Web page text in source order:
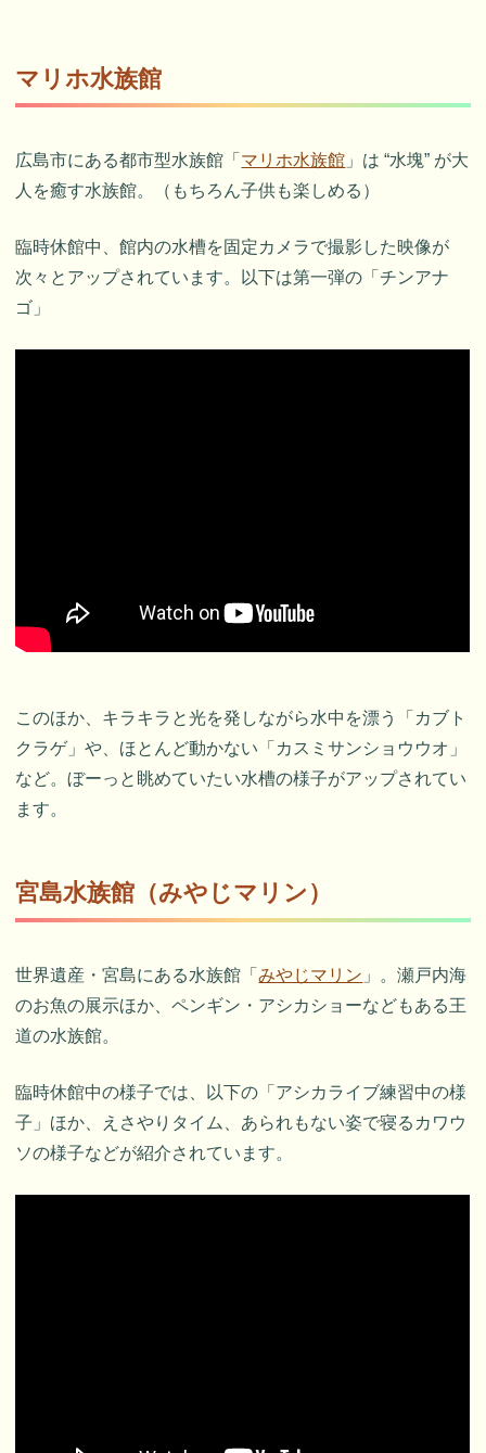
マリホ水族館
広島市にある都市型水族館「 マリホ水族館 」は “水塊” が大
人を癒す水族館。（もちろん子供も楽しめる）
臨時休館中、館内の水槽を固定カメラで撮影した映像が
次々とアップされています。以下は第一弾の「チンアナ
ゴ」
このほか、キラキラと光を発しながら水中を漂う「カブト
クラゲ」や、ほとんど動かない「カスミサンショウウオ」
など。ぼーっと眺めていたい水槽の様子がアップされてい
ます。
宮島水族館（みやじマリン）
世界遺産・宮島にある水族館「みやじマリン 」。瀬戸内海
のお魚の展示ほか、ペンギン・アシカショーなどもある王
道の水族館。
臨時休館中の様子では、以下の「アシカライブ練習中の様
子」ほか、えさやりタイム、あられもない姿で寝るカワウ
ソの様子などが紹介されています。